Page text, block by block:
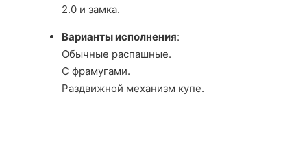
2.0 и замка.
Варианты исполнения:
Обычные распашные.
С фрамугами.
Раздвижной механизм купе.